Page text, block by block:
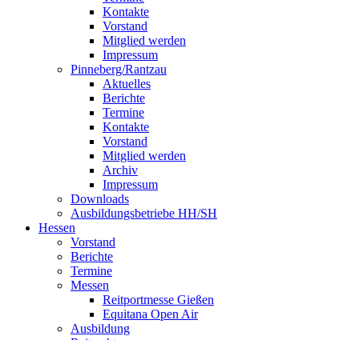
Kontakte
Vorstand
Mitglied werden
Impressum
Pinneberg/Rantzau
Aktuelles
Berichte
Termine
Kontakte
Vorstand
Mitglied werden
Archiv
Impressum
Downloads
Ausbildungsbetriebe HH/SH
Hessen
Vorstand
Berichte
Termine
Messen
Reitportmesse Gießen
Equitana Open Air
Ausbildung